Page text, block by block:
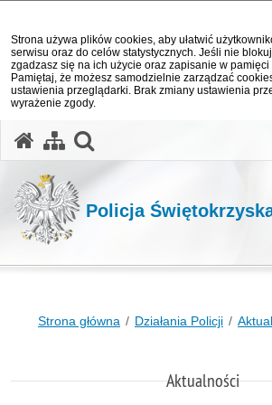
Strona używa plików cookies, aby ułatwić
serwisu oraz do celów statystycznych. Jeśli nie
zgadzasz się na ich użycie oraz zapisanie w
Pamiętaj, że możesz samodzielnie zarządzać
ustawienia przeglądarki. Brak zmiany ustawienia
wyrażenie zgody.
Policja
Strona główna Działania Policji
Aktualności